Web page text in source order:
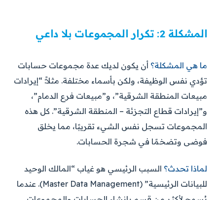
المشكلة 2: تكرار المجموعات بلا داعي
ما هي المشكلة؟ أن يكون لديك عدة مجموعات حسابات
تؤدي نفس الوظيفة، ولكن بأسماء مختلفة. مثلاً: “إيرادات
مبيعات المنطقة الشرقية”، و”مبيعات فرع الدمام”،
و”إيرادات قطاع التجزئة – المنطقة الشرقية”. كل هذه
المجموعات تسجل نفس الشيء تقريبًا، مما يخلق
فوضى وتضخمًا في شجرة الحسابات.
لماذا تحدث؟ السبب الرئيسي هو غياب “المالك الوحيد
للبيانات الرئيسية” (Master Data Management). عندما